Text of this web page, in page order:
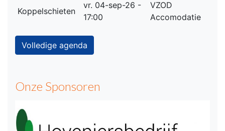
Koppelschieten
vr. 04-sep-26 -
17:00
VZOD
Accomodatie
Volledige agenda
Onze Sponsoren